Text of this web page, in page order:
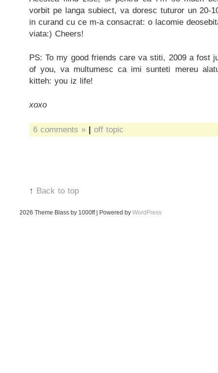
vorbit pe langa subiect, va doresc tuturor un 20-
in curand cu ce m-a consacrat: o lacomie
viata:) Cheers!
PS: To my good friends care va stiti, 2009 a fost
of you, va multumesc ca imi sunteti mereu
kitteh: you iz life!
xoxo
6 comments » | off topic
↑ Back to top
2026 Theme Blass by 1000ff | Powered by WordPress